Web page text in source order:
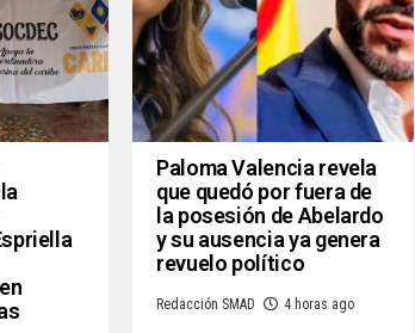
Paloma Valencia revela
que quedó por fuera de
la posesión de Abelardo
y su ausencia ya genera
revuelo político
Redacción SMAD 4 horas ago